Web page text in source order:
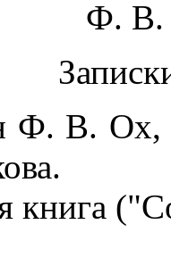
Ф. В.
Ф. В. Ох,